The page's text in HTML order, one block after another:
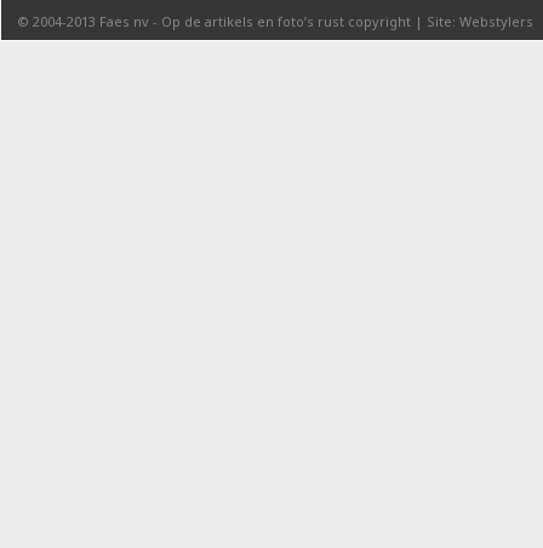
© 2004-2013 Faes nv - Op de artikels en foto’s rust copyright | Site: Webstylers